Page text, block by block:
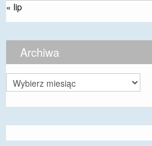
« lip
Archiwa
Archiwa